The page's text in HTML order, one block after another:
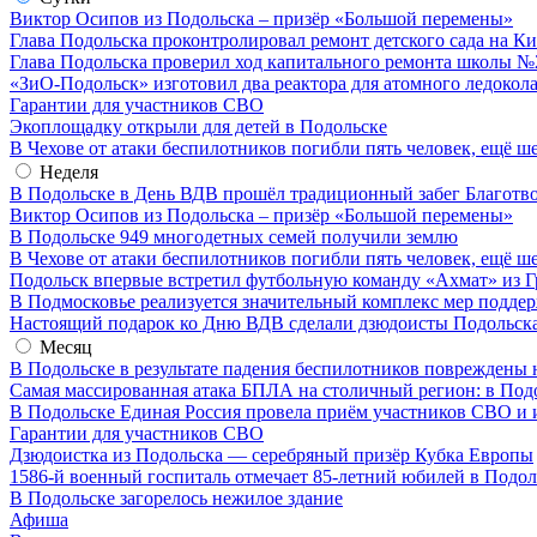
Виктор Осипов из Подольска – призёр «Большой перемены»
Глава Подольска проконтролировал ремонт детского сада на
Глава Подольска проверил ход капитального ремонта школы
«ЗиО-Подольск» изготовил два реактора для атомного
Гарантии для участников СВО
Экоплощадку открыли для детей в Подольске
В Чехове от атаки беспилотников погибли пять человек, ещё
Неделя
В Подольске в День ВДВ прошёл традиционный забег
Виктор Осипов из Подольска – призёр «Большой перемены»
В Подольске 949 многодетных семей получили землю
В Чехове от атаки беспилотников погибли пять человек, ещё
Подольск впервые встретил футбольную команду «Ахмат» из
В Подмосковье реализуется значительный комплекс мер
Настоящий подарок ко Дню ВДВ сделали дзюдоисты
Месяц
В Подольске в результате падения беспилотников
Самая массированная атака БПЛА на столичный регион: в
В Подольске Единая Россия провела приём участников СВО и
Гарантии для участников СВО
Дзюдоистка из Подольска — серебряный призёр Кубка Европы
1586-й военный госпиталь отмечает 85-летний юбилей в
В Подольске загорелось нежилое здание
Афиша